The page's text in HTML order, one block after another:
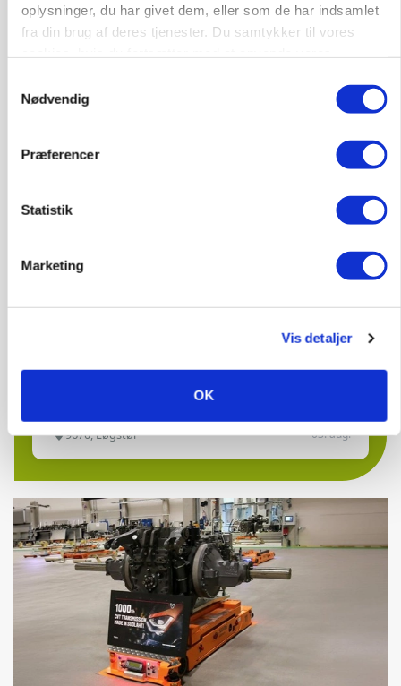
oplysninger, du har givet dem, eller som de har indsamlet
fra din brug af deres tjenester. Du samtykker til vores
Nødvendig
Præferencer
Statistik
Marketing
Vis detaljer
OK
Medarbejdere til griseproduktion
Grise
03. aug.
Kalve
6392, Bolderslev 03. aug.
Klimastald
9670, Løgstør 03. aug.